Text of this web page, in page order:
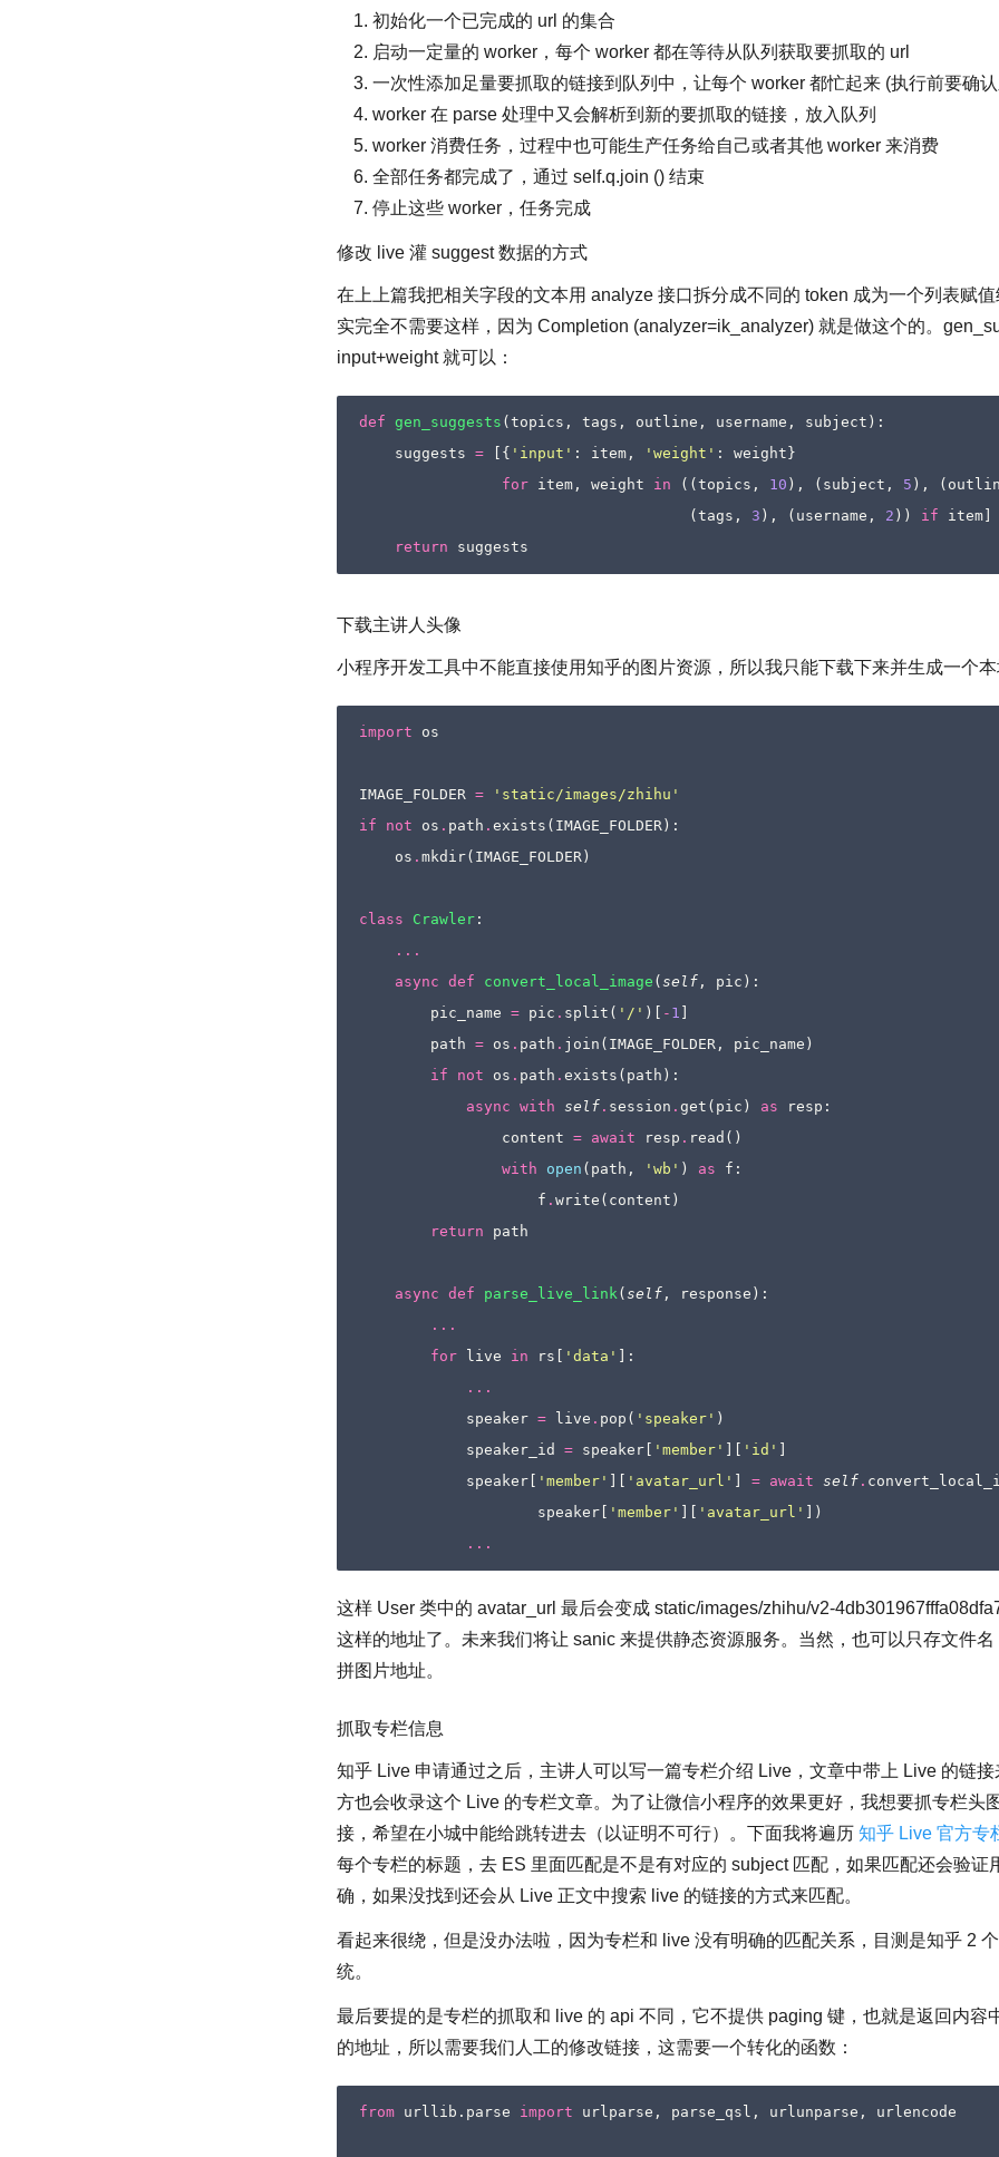
初始化一个已完成的 url 的集合
启动一定量的 worker，每个 worker 都在等待从队列获取要抓取的 url
一次性添加足量要抓取的链接到队列中，让每个 worker 都忙起来 (执行前要确
worker 在 parse 处理中又会解析到新的要抓取的链接，放入队列
worker 消费任务，过程中也可能生产任务给自己或者其他 worker 来消费
全部任务都完成了，通过 self.q.join () 结束
停止这些 worker，任务完成
修改 live 灌 suggest 数据的方式
在上上篇我把相关字段的文本用 analyze 接口拆分成不同的 token 成为一个列表赋
实完全不需要这样，因为 Completion (analyzer=ik_analyzer) 就是做这个的。
input+weight 就可以：
def gen_suggests ( topics , tags , outline , username , subject ):
suggests = [{ 'input' : item , 'weight' : weight }
for item , weight in (( topics , 10 ), ( subject , 5 ), (
( tags , 3 ), ( username , 2 )) if item
return
suggests
下载主讲人头像
小程序开发工具中不能直接使用知乎的图片资源，所以我只能下载下来并生成一个本
import os
IMAGE_FOLDER =
'static/images/zhihu'
if
not os . path . exists ( IMAGE_FOLDER ):
os . mkdir( IMAGE_FOLDER )
class Crawler :
...
async def convert_local_image ( self , pic ):
pic_name = pic . split ( '/' )[ - 1
path = os . path . join ( IMAGE_FOLDER , pic_name )
if
not os . path . exists ( path ):
async with self . session . get ( pic ) as resp :
content = await resp . read ()
with
open ( path , 'wb' ) as f :
f . write ( content )
return
path
async def parse_live_link( self , response ):
...
for
live in rs 'data'
]:
...
speaker = live . pop ( 'speaker' )
speaker_id
= speaker 'member' 'id'
speaker
'member' 'avatar_url' = await self .
speaker
'member' 'avatar_url'
])
...
这样 User 类中的 avatar_url 最后会变成 static/images/zhihu/v2-
这样的地址了。未来我们将让 sanic 来提供静态资源服务。当然，也可以只存文件
拼图片地址。
抓取专栏信息
知乎 Live 申请通过之后，主讲人可以写一篇专栏介绍 Live，文章中带上 Live 的链
方也会收录这个 Live 的专栏文章。为了让微信小程序的效果更好，我想要抓专栏头
接，希望在小城中能给跳转进去（以证明不可行）。下面我将遍历 知乎 Live 官方专
每个专栏的标题，去 ES 里面匹配是不是有对应的 subject 匹配，如果匹配还会验证
确，如果没找到还会从 Live 正文中搜索 live 的链接的方式来匹配。
看起来很绕，但是没办法啦，因为专栏和 live 没有明确的匹配关系，目测是知乎 2
统。
最后要提的是专栏的抓取和 live 的 api 不同，它不提供 paging 键，也就是返回内容
的地址，所以需要我们人工的修改链接，这需要一个转化的函数：
from urllib.parse import urlparse , parse_qsl , urlunparse , urlencode